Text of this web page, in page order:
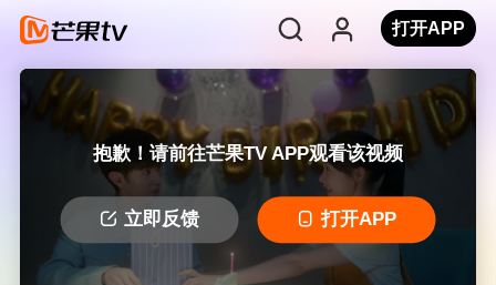
打开APP
抱歉！请前往芒果TV APP观看该视频
立即反馈 打开APP